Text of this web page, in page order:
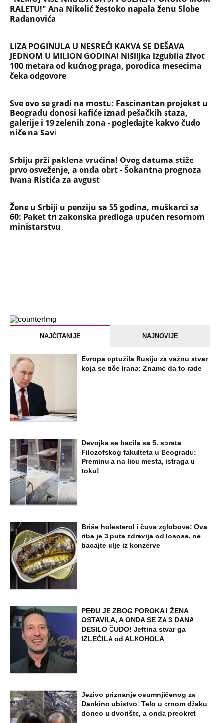
RALETU!" Ana Nikolić žestoko napala ženu Slobe
Radanovića
LIZA POGINULA U NESREĆI KAKVA SE DEŠAVA
JEDNOM U MILION GODINA! Nišlijka izgubila život
100 metara od kućnog praga, porodica mesecima
čeka odgovore
Sve ovo se gradi na mostu: Fascinantan projekat u
Beogradu donosi kafiće iznad pešačkih staza,
galerije i 19 zelenih zona - pogledajte kakvo čudo
niče na Savi
Srbiju prži paklena vrućina! Ovog datuma stiže
prvo osveženje, a onda obrt - Šokantna prognoza
Ivana Ristića za avgust
Žene u Srbiji u penziju sa 55 godina, muškarci sa
60: Paket tri zakonska predloga upućen resornom
ministarstvu
NAJČITANIJE NAJNOVIJE
Evropa optužila Rusiju za važnu stvar
koja se tiče Irana: Znamo da to rade
Devojka se bacila sa 5. sprata
Filozofskog fakulteta u Beogradu:
Preminula na licu mesta, istraga u
toku!
Briše holesterol i čuva zglobove: Ova
riba je 3 puta zdravija od lososa, ne
bacajte ulje iz konzerve
PEĐU JE ZBOG POROKA I ŽENA
OSTAVILA, A ONDA SE ZA 3 DANA
DESILO ČUDO! Jeftina stvar ga
IZLEČILA od ALKOHOLA
Jezivo priznanje osumnjičenog za
Dankino ubistvo: Telo u crnom džaku
doneo u dvorište, a onda preokret